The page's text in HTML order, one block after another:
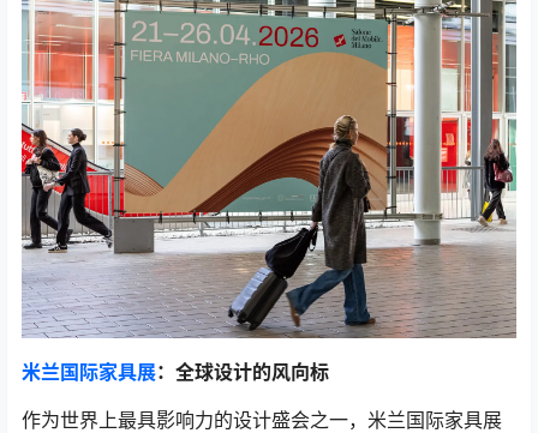
米兰国际家具展：全球设计的风向标
作为世界上最具影响力的设计盛会之一，米兰国际家具展